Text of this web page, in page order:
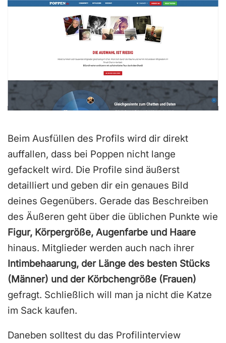
.
5
Beim Ausfüllen des Profils wird dir direkt
auffallen, dass bei Poppen nicht lange
gefackelt wird. Die Profile sind äußerst
detailliert und geben dir ein genaues Bild
deines Gegenübers. Gerade das Beschreiben
des Äußeren geht über die üblichen Punkte wie
Figur, Körpergröße, Augenfarbe und Haare
hinaus. Mitglieder werden auch nach ihrer
Intimbehaarung, der Länge des besten Stücks
(Männer) und der Körbchengröße (Frauen)
gefragt. Schließlich will man ja nicht die Katze
im Sack kaufen.
Daneben solltest du das Profilinterview